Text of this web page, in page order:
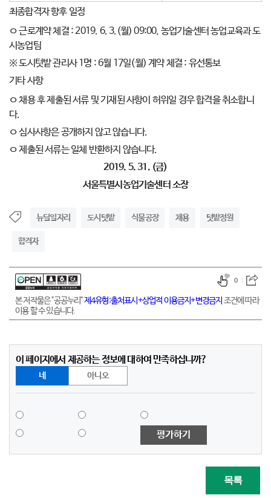
최종합격자 향후 일정
ㅇ 근로계약 체결 : 2019. 6. 3.(월) 09:00, 농업기술센터 농업교육과 도
시농업팀
※ 도시텃밭 관리사 1명 : 6월 17일(월) 계약 체결 : 유선통보
기타 사항
ㅇ 채용 후 제출된 서류 및 기재된 사항이 허위일 경우 합격을 취소합니
다.
ㅇ 심사사항은 공개하지 않고 않습니다.
ㅇ 제출된 서류는 일체 반환하지 않습니다.
2019. 5. 31. (금)
서울특별시농업기술센터 소장
뉴딜일자리 도시텃밭 식물공장 채용 텃밭정원
합격자
본 저작물은 "공공누리"제4유형:출처표시+상업적 이용금지+변경금지 조건에 따라
이용 할 수 있습니다.
0
이 페이지에서 제공하는 정보에 대하여 만족하십니까?
네 아니오
평가하기
목록